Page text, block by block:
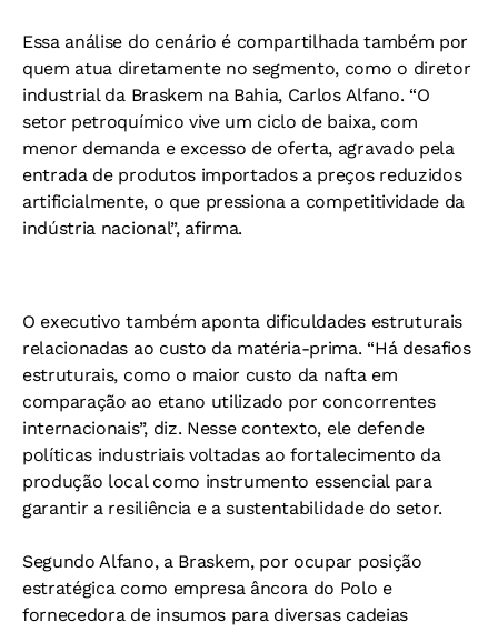
Essa análise do cenário é compartilhada também por
quem atua diretamente no segmento, como o diretor
industrial da Braskem na Bahia, Carlos Alfano. “O
setor petroquímico vive um ciclo de baixa, com
menor demanda e excesso de oferta, agravado pela
entrada de produtos importados a preços reduzidos
artificialmente, o que pressiona a competitividade da
indústria nacional”, afirma.
O executivo também aponta dificuldades estruturais
relacionadas ao custo da matéria-prima. “Há desafios
estruturais, como o maior custo da nafta em
comparação ao etano utilizado por concorrentes
internacionais”, diz. Nesse contexto, ele defende
políticas industriais voltadas ao fortalecimento da
produção local como instrumento essencial para
garantir a resiliência e a sustentabilidade do setor.
Segundo Alfano, a Braskem, por ocupar posição
estratégica como empresa âncora do Polo e
fornecedora de insumos para diversas cadeias